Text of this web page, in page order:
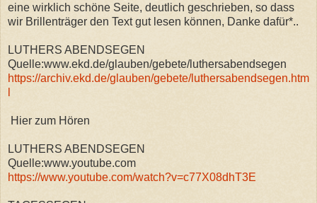
eine wirklich schöne Seite, deutlich geschrieben, so dass
wir Brillenträger den Text gut lesen können, Danke dafür*..
LUTHERS ABENDSEGEN
Quelle:www.ekd.de/glauben/gebete/luthersabendsegen
https://archiv.ekd.de/glauben/gebete/luthersabendsegen.htm
Hier zum Hören
LUTHERS ABENDSEGEN
Quelle:www.youtube.com
https://www.youtube.com/watch?v=c77X08dhT3E